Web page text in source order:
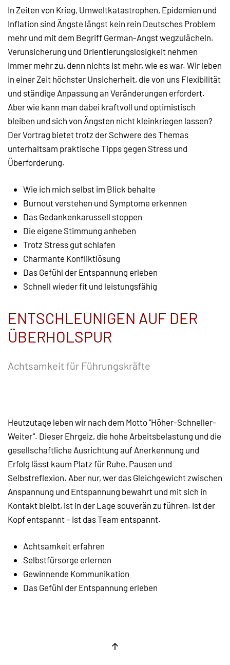
In Zeiten von Krieg, Umweltkatastrophen, Epidemien und
Inflation sind Ängste längst kein rein Deutsches Problem
mehr und mit dem Begriff German-Angst wegzulächeln.
Verunsicherung und Orientierungslosigkeit nehmen
immer mehr zu, denn nichts ist mehr, wie es war. Wir leben
in einer Zeit höchster Unsicherheit, die von uns Flexibilität
und ständige Anpassung an Veränderungen erfordert.
Aber wie kann man dabei kraftvoll und optimistisch
bleiben und sich von Ängsten nicht kleinkriegen lassen?
Der Vortrag bietet trotz der Schwere des Themas
unterhaltsam praktische Tipps gegen Stress und
Überforderung.
Wie ich mich selbst im Blick behalte
Burnout verstehen und Symptome erkennen
Das Gedankenkarussell stoppen
Die eigene Stimmung anheben
Trotz Stress gut schlafen
Charmante Konfliktlösung
Das Gefühl der Entspannung erleben
Schnell wieder fit und leistungsfähig
ENTSCHLEUNIGEN AUF DER
ÜBERHOLSPUR
Achtsamkeit für Führungskräfte
Heutzutage leben wir nach dem Motto "Höher-Schneller-
Weiter". Dieser Ehrgeiz, die hohe Arbeitsbelastung und die
gesellschaftliche Ausrichtung auf Anerkennung und
Erfolg lässt kaum Platz für Ruhe, Pausen und
Selbstreflexion. Aber nur, wer das Gleichgewicht zwischen
Anspannung und Entspannung bewahrt und mit sich in
Kontakt bleibt, ist in der Lage souverän zu führen. Ist der
Kopf entspannt – ist das Team entspannt.
Achtsamkeit erfahren
Selbstfürsorge erlernen
Gewinnende Kommunikation
Das Gefühl der Entspannung erleben